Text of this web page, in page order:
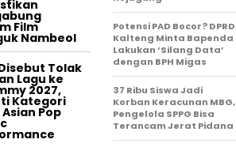
Film
Nambeol
Tolak
Lagu ke
2027,
Kategori
Pop
Potensi PAD Bocor? DPRD
Kalteng Minta Bapenda
Lakukan ‘Silang Data’
dengan BPH Migas
37 Ribu Siswa Jadi
Korban Keracunan MBG,
Pengelola SPPG Bisa
Terancam Jerat Pidana